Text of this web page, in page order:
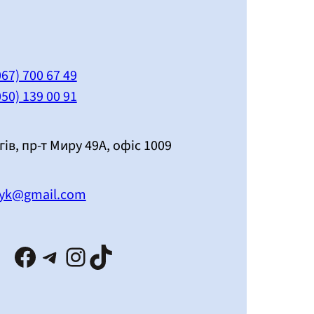
700 67 49
139 00 91
пр-т Миру 49А, офіс 1009
Facebook Telegram InstagramTikTok